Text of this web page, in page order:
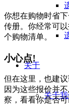
关于
关于
你想在购物时省
传册。你经常可
个购物清单。
小心点!
但在这里，也建
因为这些报价并
察，看看你是否